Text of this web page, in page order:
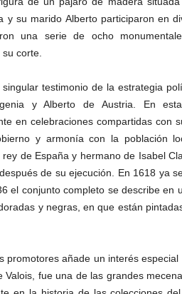
y su marido Alberto participaron en
una serie de ocho
corte.
testimonio de la estrategia
y Alberto de Austria. En
en celebraciones compartidas con
y armonía con la población
de España y hermano de Isabel
de su ejecución. En 1618 ya
el conjunto completo se describe en
y negras, en que están
promotores añade un interés
Valois, fue una de las grandes